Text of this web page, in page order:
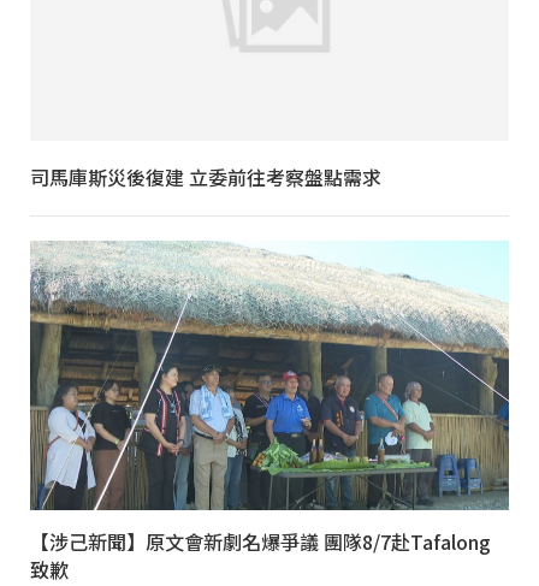
司馬庫斯災後復建 立委前往考察盤點需求
【涉己新聞】原文會新劇名爆爭議 團隊8/7赴Tafalong
致歉